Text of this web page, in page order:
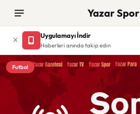
Yazar Spor
Uygulamayı İndir
Haberleri anında takip edin
Futbol